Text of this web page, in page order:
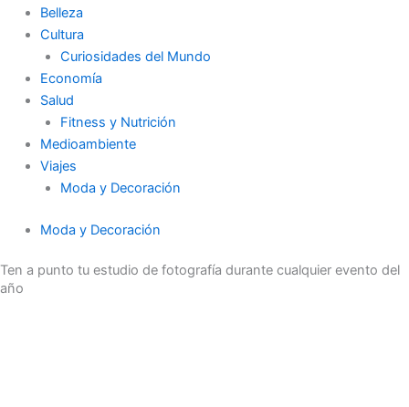
Belleza
Cultura
Curiosidades del Mundo
Economía
Salud
Fitness y Nutrición
Medioambiente
Viajes
Moda y Decoración
Moda y Decoración
Ten a punto tu estudio de fotografía durante cualquier evento del
año